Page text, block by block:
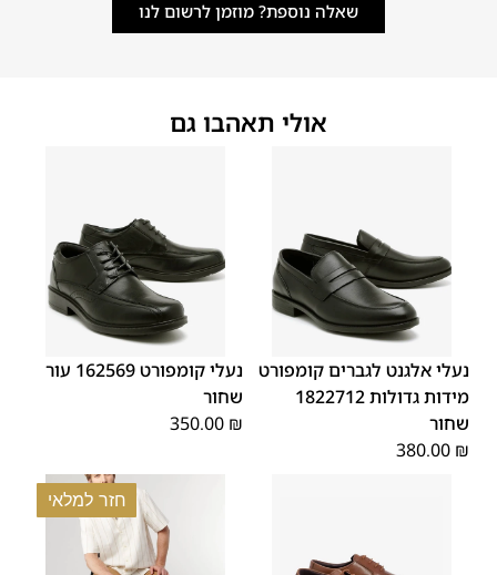
שאלה נוספת? מוזמן לרשום לנו
אולי תאהבו גם
נעלי אלגנט לגברים קומפורט
מידות גדולות 1822712
שחור
380.00 ₪
41
42
43
44
נעלי קומפורט 162569 עור
שחור
350.00 ₪
חזר למלאי